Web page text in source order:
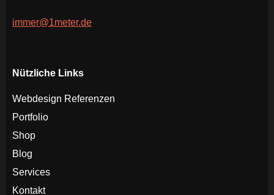
immer@1meter.de
Nützliche Links
Webdesign Referenzen
Portfolio
Shop
Blog
Services
Kontakt